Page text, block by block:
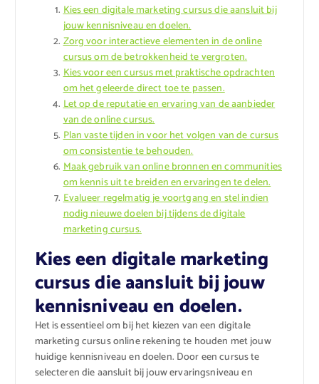
Kies een digitale marketing cursus die aansluit bij
jouw kennisniveau en doelen.
Zorg voor interactieve elementen in de online
cursus om de betrokkenheid te vergroten.
Kies voor een cursus met praktische opdrachten
om het geleerde direct toe te passen.
Let op de reputatie en ervaring van de aanbieder
van de online cursus.
Plan vaste tijden in voor het volgen van de cursus
om consistentie te behouden.
Maak gebruik van online bronnen en communities
om kennis uit te breiden en ervaringen te delen.
Evalueer regelmatig je voortgang en stel indien
nodig nieuwe doelen bij tijdens de digitale
marketing cursus.
Kies een digitale marketing
cursus die aansluit bij jouw
kennisniveau en doelen.
Het is essentieel om bij het kiezen van een digitale
marketing cursus online rekening te houden met jouw
huidige kennisniveau en doelen. Door een cursus te
selecteren die aansluit bij jouw ervaringsniveau en